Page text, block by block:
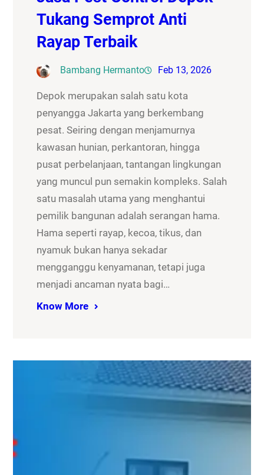
Tukang Semprot Anti
Rayap Terbaik
Bambang Hermanto Feb 13, 2026
Depok merupakan salah satu kota
penyangga Jakarta yang berkembang
pesat. Seiring dengan menjamurnya
kawasan hunian, perkantoran, hingga
pusat perbelanjaan, tantangan lingkungan
yang muncul pun semakin kompleks. Salah
satu masalah utama yang menghantui
pemilik bangunan adalah serangan hama.
Hama seperti rayap, kecoa, tikus, dan
nyamuk bukan hanya sekadar
mengganggu kenyamanan, tetapi juga
menjadi ancaman nyata bagi…
Know More